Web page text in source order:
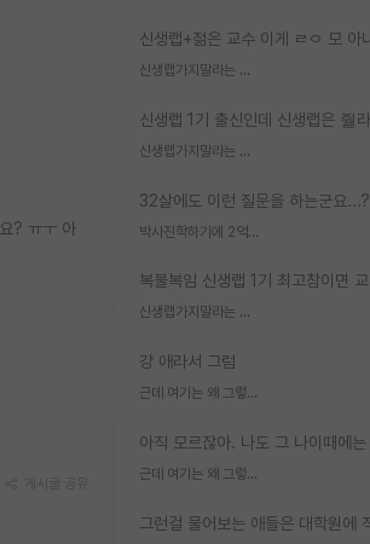
신생랩가지말라는 이유가 있었구나
신생랩가지말라는 이유가 있었구나
32살에도 이런 질문을 하는군요...?
박사진학하기에 2억은 괜찮은 (?) 정도의 경제력인가요
신생랩가지말라는 이유가 있었구나
걍 애라서 그럼
근데 여기는 왜 그렇게 SPK를 물어보는거임?
근데 여기는 왜 그렇게 SPK를 물어보는거임?
? ㅠㅜ 아